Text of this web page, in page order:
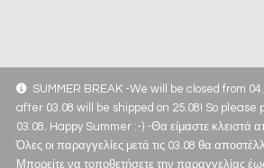
SUMMER BREAK -We will be closed from
after 03.08 will be shipped on 25.08! So please
03.08. Happy Summer :-) -Θα είμαστε κλειστά
Όλες οι παραγγελίες μετά τις 03.08 θα
Μπορείτε να τοποθετήσετε την παραγγελίας